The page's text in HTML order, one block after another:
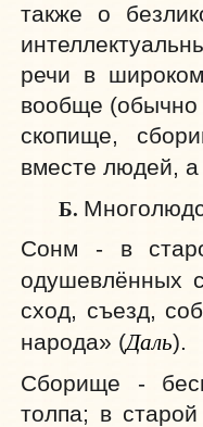
также о
речи в
вообще (обычно
скопище,
вместе людей, а
Б.
Сонм - в
одушевлённых
сход, съезд,
народа» (Даль).
Сборище -
толпа; в